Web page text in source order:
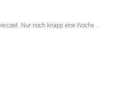
Nur noch knapp eine Woche …